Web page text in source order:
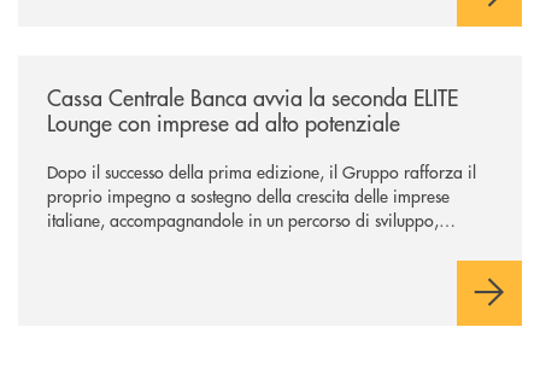
Cassa Centrale Banca avvia la seconda ELITE
Lounge con imprese ad alto potenziale
Dopo il successo della prima edizione, il Gruppo rafforza il
proprio impegno a sostegno della crescita delle imprese
italiane, accompagnandole in un percorso di sviluppo,